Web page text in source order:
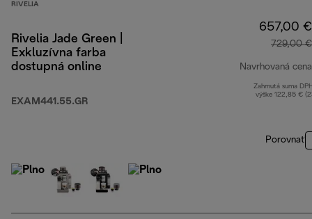
RIVELIA
Rivelia Jade Green |
Exkluzívna farba
dostupná online
EXAM441.55.GR
657,00 €
729,00 €
Navrhovaná cena
Zahrnutá suma
výške 122,85 €
Porovnať